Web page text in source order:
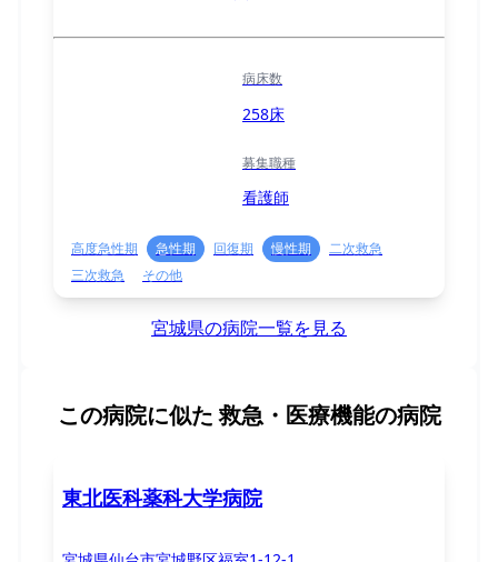
病床数
258床
募集職種
看護師
高度急性期 急性期 回復期 慢性期
二次救急
三次救急
その他
宮城県の病院一覧を見る
この病院に似た 救急・医療機能の病院
東北医科薬科大学病院